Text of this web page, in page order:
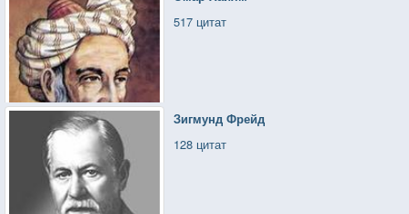
517 цитат
Зигмунд Фрейд
128 цитат